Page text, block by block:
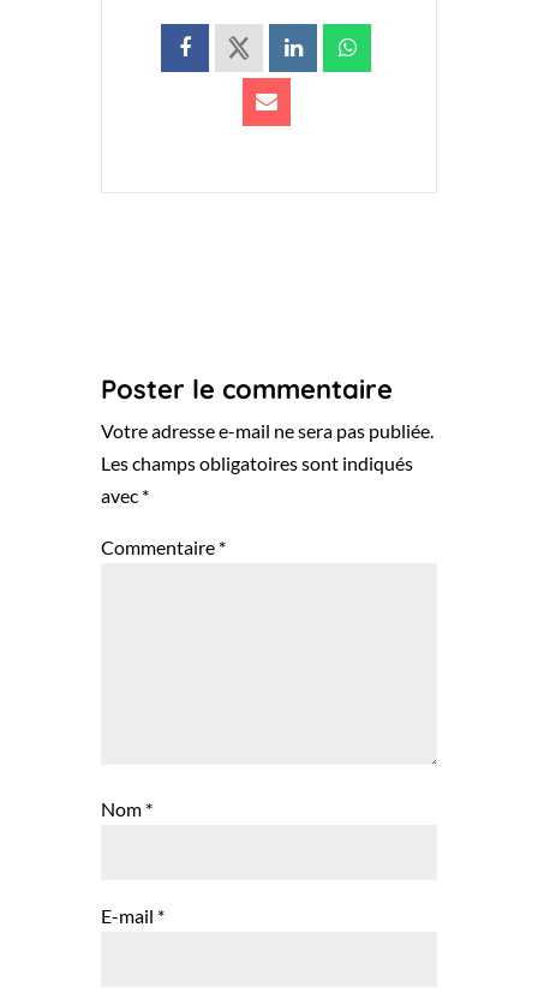
Poster le commentaire
Votre adresse e-mail ne sera pas publiée.
Les champs obligatoires sont indiqués
avec *
Commentaire *
Nom *
E-mail *